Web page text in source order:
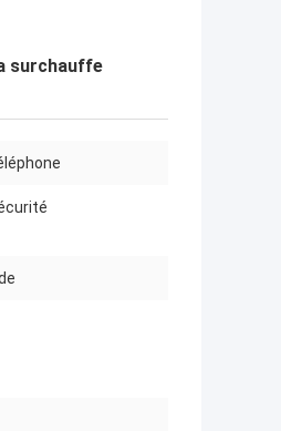
surchauffe